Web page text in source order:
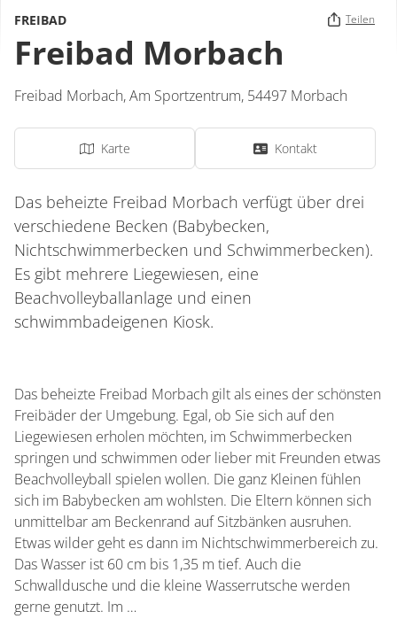
FREIBAD Teilen
Freibad Morbach
Freibad Morbach,Am Sportzentrum, 54497 Morbach
Karte Kontakt
Das beheizte Freibad Morbach verfügt über drei
verschiedene Becken (Babybecken,
Nichtschwimmerbecken und Schwimmerbecken).
Es gibt mehrere Liegewiesen, eine
Beachvolleyballanlage und einen
schwimmbadeigenen Kiosk.
Das beheizte Freibad Morbach gilt als eines der schönsten
Freibäder der Umgebung. Egal, ob Sie sich auf den
Liegewiesen erholen möchten, im Schwimmerbecken
springen und schwimmen oder lieber mit Freunden etwas
Beachvolleyball spielen wollen. Die ganz Kleinen fühlen
sich im Babybecken am wohlsten. Die Eltern können sich
unmittelbar am Beckenrand auf Sitzbänken ausruhen.
Etwas wilder geht es dann im Nichtschwimmerbereich zu.
Das Wasser ist 60 cm bis 1,35 m tief. Auch die
Schwalldusche und die kleine Wasserrutsche werden
gerne genutzt. Im …